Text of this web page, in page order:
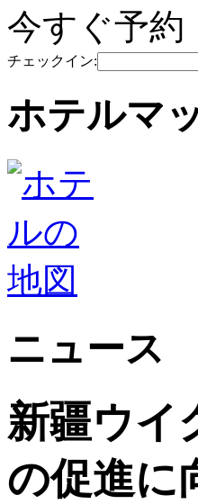
今すぐ予約
チェックイン:
ホテルマ
ニュース
新疆ウイ
の促進に